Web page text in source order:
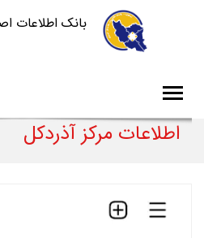
بانک اطلاعات
اطلاعات مرکز آذردکل